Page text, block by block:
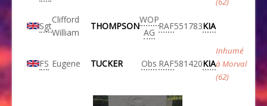
Sgt
Clifford
William
THOMPSON
WOP
AG
RAF551783KIA
FS Eugene TUCKER Obs RAF581420KIA
Inhumé
à Morval
(62)